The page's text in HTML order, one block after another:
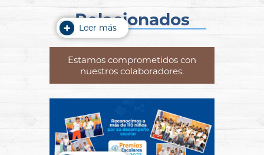
Relacionados
Leer más
Estamos comprometidos con
nuestros colaboradores.